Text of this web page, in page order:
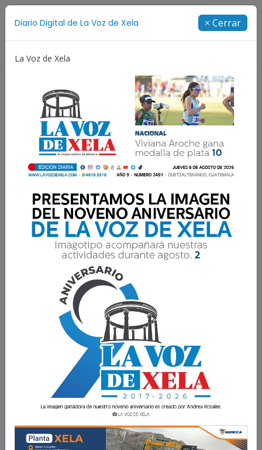
Diario Digital de La Voz de Xela × Cerrar
La Voz de Xela
Vesuvio cumple hoy 54
años: esta es su historia
César Pérez Méndez 10 Marzo 2021 12:27